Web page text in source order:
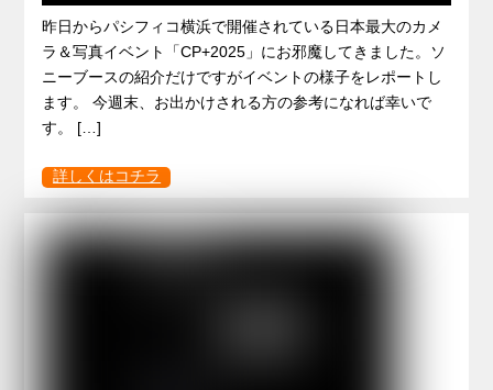
昨日からパシフィコ横浜で開催されている日本最大のカメ
ラ＆写真イベント「CP+2025」にお邪魔してきました。ソ
ニーブースの紹介だけですがイベントの様子をレポートし
ます。 今週末、お出かけされる方の参考になれば幸いで
す。 […]
詳しくはコチラ